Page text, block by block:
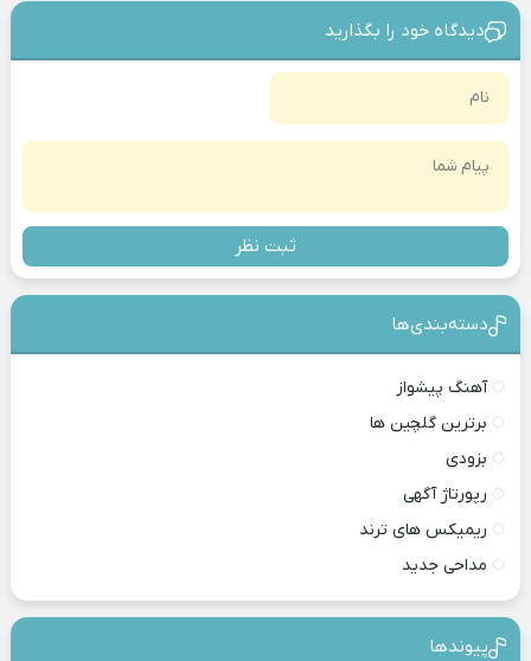
دیدگاه خود را بگذارید
ثبت نظر
دسته‌بندی‎‌‌ها
آهنگ پیشواز
برترین گلچین ها
بزودی
رپورتاژ آگهی
ریمیکس های ترند
مداحی جدید
پیوندها